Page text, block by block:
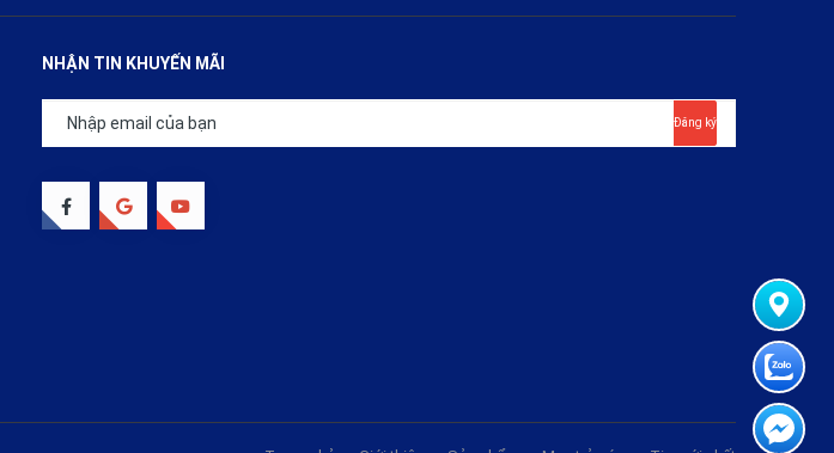
NHẬN TIN KHUYẾN MÃI
Đăng ký